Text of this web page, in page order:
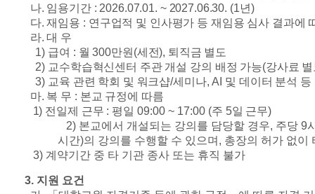
나. 임용기간 : 2026.07.01. ~ 2027.06.30. (1년)
다.재임용 : 연구업적 및 인사평가 등 재임용 심사 결과에
라.대 우
1) 급여 : 월300만원 (세전), 퇴직금 별도
2) 교수학습혁신센터 주관 개설 강의 배정 가능(강사료
3) 교육 관련 학회 및 워크샵/세미나, AI 및 데이터 분석
마. 복 무 : 본교 규정에 따름
1) 전일제 근무 : 평일 09:00 ~ 17:00 (주 5일 근무)
2) 본교에서 개설되는 강의를 담당할 경우, 주당 9
시간)의 강의를 수행할 수 있으며 , 총장의 허가 없이
3) 계약기간 중 타 기관 종사 또는 휴직 불가
3. 지원 요건